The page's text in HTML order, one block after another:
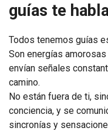
guías te
Todos tenemos guías
Son energías
envían señales
camino.
No están fuera de ti,
conciencia, y se
sincronías y